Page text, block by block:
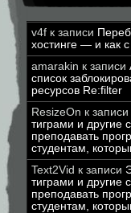
v4f к записи
хостинге — и как
amarakin к записи
список
ресурсов Re:filter
ResizeOn к записи
тиграми и другие
преподавать
студентам,
Text2Vid к записи
тиграми и другие
преподавать
студентам,